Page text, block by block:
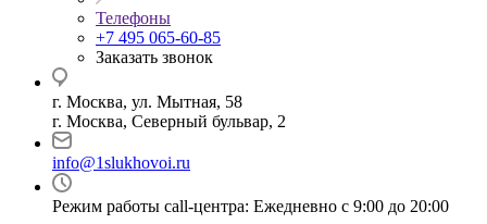
Телефоны
+7 495 065-60-85
Заказать звонок
г. Москва, ул. Мытная, 58
г. Москва, Северный бульвар, 2
info@1slukhovoi.ru
Режим работы call-центра: Ежедневно с 9:00 до 20:00